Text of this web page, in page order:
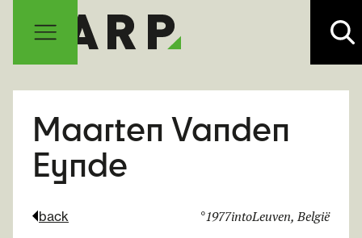
Maarten Vanden
Eynde
back °1977intoLeuven, België